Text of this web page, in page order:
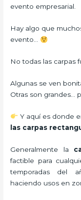
evento empresarial.
Hay algo que
evento…
No todas las carpas
Algunas se ven
Otras son grandes…
Y aquí es donde
las carpas
Generalmente la
factible para
temporadas del
haciendo usos en